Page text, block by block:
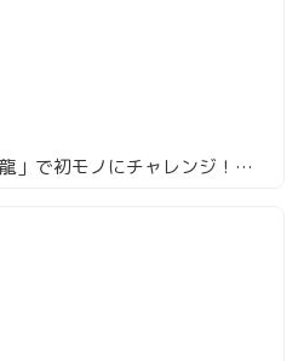
麻布十番、高級中華「登龍」で初モノにチャレンジ！結果は！？